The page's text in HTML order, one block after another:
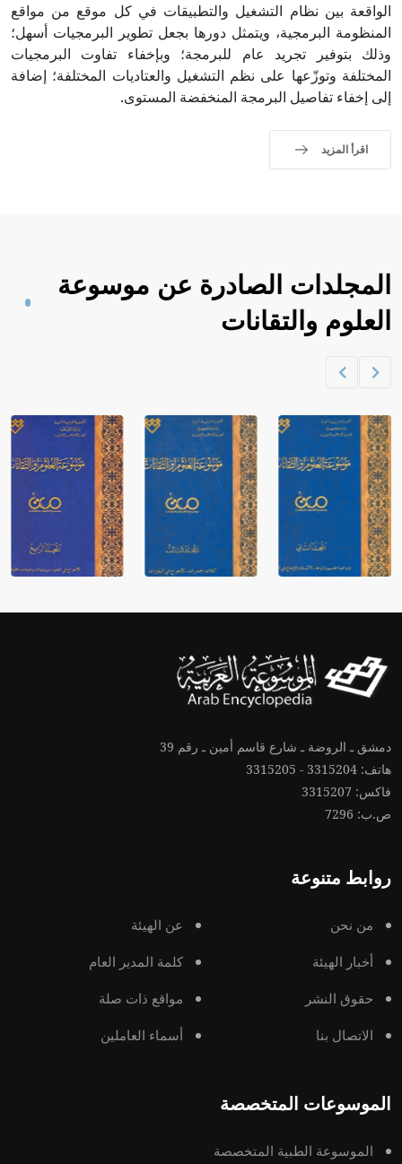
الواقعة بين نظام التشغيل والتطبيقات في كل موقع من مواقع
المنظومة البرمجية، ويتمثل دورها بجعل تطوير البرمجيات أسهل؛
وذلك بتوفير تجريد عام للبرمجة؛ وبإخفاء تفاوت البرمجيات
المختلفة وتوزّعها على نظم التشغيل والعتاديات المختلفة؛ إضافة
إلى إخفاء تفاصيل البرمجة المنخفضة المستوى.
اقرأ المزيد
المجلدات الصادرة عن موسوعة
العلوم والتقانات
دمشق ـ الروضة ـ شارع قاسم أمين ـ رقم 39
هاتف: 3315204 - 3315205
فاكس: 3315207
ص.ب: 7296
روابط متنوعة
من نحن عن الهيئة
أخبار الهيئة كلمة المدير العام
حقوق النشر مواقع ذات صلة
الاتصال بنا أسماء العاملين
الموسوعات المتخصصة
الموسوعة الطبية المتخصصة